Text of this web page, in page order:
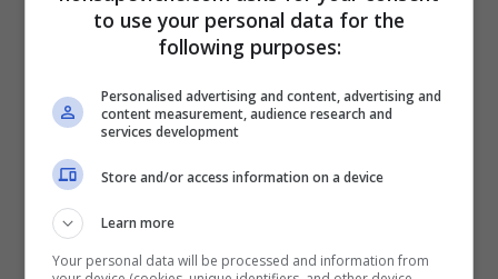
Eliminare il cibo avanzato: mettere in un
sacchetto le teste, lische o pelle e chiuderlo
posizionarlo sul balcone.
Lavare la lavastoviglie
di limone e fare un programma lungo. In
to use your personal data for the
following purposes:
Personalised advertising and content, advertising and
content measurement, audience research and
services development
Store and/or access information on a device
Learn more
Your personal data will be processed and information from